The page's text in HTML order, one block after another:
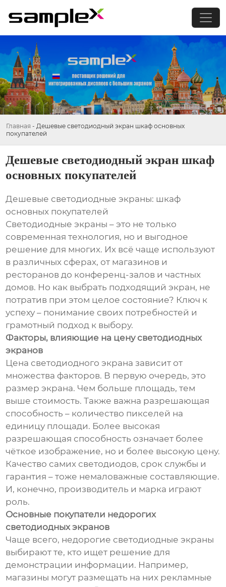
Главная - Дешевые светодиодный экран шкаф основных
покупателей
Дешевые светодиодный экран шкаф
основных покупателей
Дешевые светодиодные экраны: шкаф
основных покупателей
Светодиодные экраны – это не только
современная технология, но и выгодное
решение для многих. Их всё чаще используют
в различных сферах, от магазинов и
ресторанов до конференц-залов и частных
домов. Но как выбрать подходящий экран, не
потратив при этом целое состояние? Ключ к
успеху – понимание своих потребностей и
грамотный подход к выбору.
Факторы, влияющие на цену светодиодных
экранов
Цена светодиодного экрана зависит от
множества факторов. В первую очередь, это
размер экрана. Чем больше площадь, тем
выше стоимость. Также важна разрешающая
способность – количество пикселей на
единицу площади. Более высокая
разрешающая способность означает более
чёткое изображение, но и более высокую цену.
Качество самих светодиодов, срок службы и
гарантия – тоже немаловажные составляющие.
И, конечно, производитель и марка играют
роль.
Основные покупатели недорогих
светодиодных экранов
Чаще всего, недорогие светодиодные экраны
выбирают те, кто ищет решение для
демонстрации информации. Например,
магазины могут размещать на них рекламные